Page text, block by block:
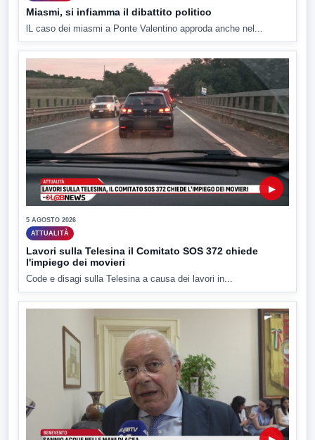
Miasmi, si infiamma il dibattito politico
lL caso dei miasmi a Ponte Valentino approda anche nel...
▶
5 AGOSTO 2026
ATTUALITÀ
Lavori sulla Telesina il Comitato SOS 372 chiede
l'impiego dei movieri
Code e disagi sulla Telesina a causa dei lavori in...